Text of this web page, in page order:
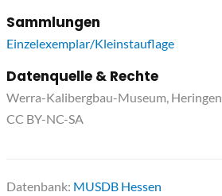
Sammlungen
Einzelexemplar/Kleinstauflage
Datenquelle & Rechte
Werra-Kalibergbau-Museum, Heringen
CC BY-NC-SA
Datenbank: MUSDB Hessen